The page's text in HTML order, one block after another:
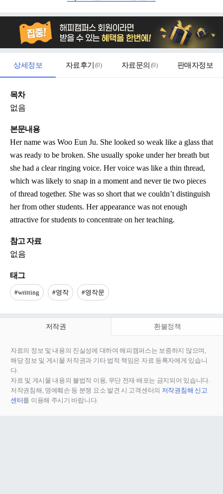
상세정보 자료후기 (0) 자료문의 (0) 판매자정보
목차
없음
본문내용
Her name was Woo Eun Ju. She looked so weak like a glass that
was ready to be broken. She usually spoke under her breath but
she had a clear ringing voice. Her voice was like a thin thread,
which was likely to snap in a moment and never tie two pieces
of thread together. She was so short that we couldn’t distinguish
her from other students. Her appearance was not enough
attractive for students to concentrate on her teaching.
참고 자료
없음
태그
#writting #영작 #영작문
저작권 환불정책
자료의 정보 및 내용의 진실성에 대하여 해피캠퍼스는 보증하지 않으며,
해당 정보 및 게시물 저작권과 기타 법적 책임은 자료 등록자에게 있습니
다.
자료 및 게시물 내용의 불법적 이용, 무단 전재∙배포는 금지되어 있습니다.
저작권침해, 명예훼손 등 분쟁 요소 발견 시 고객센터의 저작권침해 신고
센터를 이용해 주시기 바랍니다.